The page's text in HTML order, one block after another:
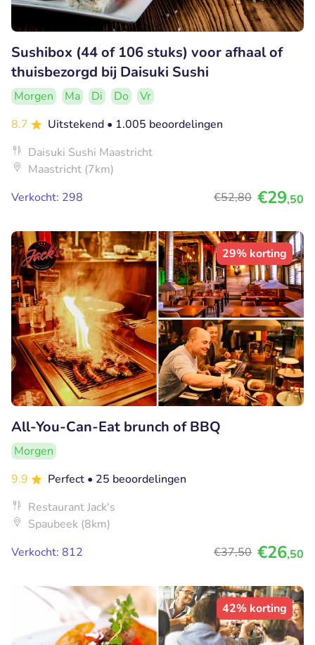
Sushibox (44 of 106 stuks) voor afhaal of
thuisbezorgd bij Daisuki Sushi
Morgen Ma Di Do
Vr
8.7
Uitstekend • 1.005 beoordelingen
Daisuki Sushi Maastricht
Maastricht (7km)
Verkocht: 298
€52,80 €29,50
29% korting
All-You-Can-Eat brunch of BBQ
Morgen
9.9
Perfect • 25 beoordelingen
Restaurant Jack's
Spaubeek (8km)
Verkocht: 812
€37,50 €26,50
42% korting